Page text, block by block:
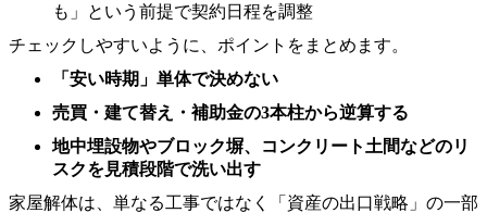
も」という前提で契約日程を調整
チェックしやすいように、ポイントをまとめます。
「安い時期」単体で決めない
売買・建て替え・補助金の3本柱から逆算する
地中埋設物やブロック塀、コンクリート土間などのリ
スクを見積段階で洗い出す
家屋解体は、単なる工事ではなく「資産の出口戦略」の一部